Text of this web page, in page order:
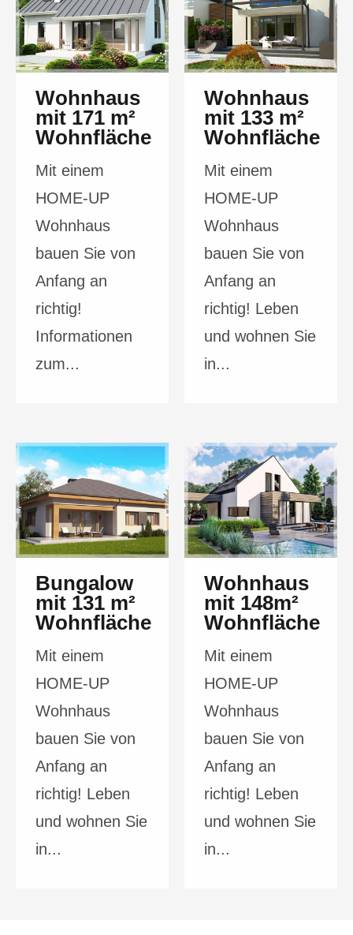
Wohnhaus
mit 171 m²
Wohnfläche
Mit einem
HOME-UP
Wohnhaus
bauen Sie von
Anfang an
richtig!
Informationen
zum...
Wohnhaus
mit 133 m²
Wohnfläche
Mit einem
HOME-UP
Wohnhaus
bauen Sie von
Anfang an
richtig! Leben
und wohnen Sie
in...
Bungalow
mit 131 m²
Wohnfläche
Mit einem
HOME-UP
Wohnhaus
bauen Sie von
Anfang an
richtig! Leben
und wohnen Sie
in...
Wohnhaus
mit 148m²
Wohnfläche
Mit einem
HOME-UP
Wohnhaus
bauen Sie von
Anfang an
richtig! Leben
und wohnen Sie
in...